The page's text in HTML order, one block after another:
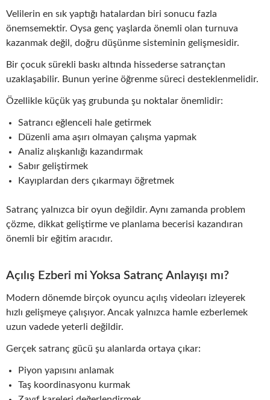
Velilerin en sık yaptığı hatalardan biri sonucu fazla
önemsemektir. Oysa genç yaşlarda önemli olan turnuva
kazanmak değil, doğru düşünme sisteminin gelişmesidir.
Bir çocuk sürekli baskı altında hissederse satrançtan
uzaklaşabilir. Bunun yerine öğrenme süreci desteklenmelidir.
Özellikle küçük yaş grubunda şu noktalar önemlidir:
Satrancı eğlenceli hale getirmek
Düzenli ama aşırı olmayan çalışma yapmak
Analiz alışkanlığı kazandırmak
Sabır geliştirmek
Kayıplardan ders çıkarmayı öğretmek
Satranç yalnızca bir oyun değildir. Aynı zamanda problem
çözme, dikkat geliştirme ve planlama becerisi kazandıran
önemli bir eğitim aracıdır.
Açılış Ezberi mi Yoksa Satranç Anlayışı mı?
Modern dönemde birçok oyuncu açılış videoları izleyerek
hızlı gelişmeye çalışıyor. Ancak yalnızca hamle ezberlemek
uzun vadede yeterli değildir.
Gerçek satranç gücü şu alanlarda ortaya çıkar:
Piyon yapısını anlamak
Taş koordinasyonu kurmak